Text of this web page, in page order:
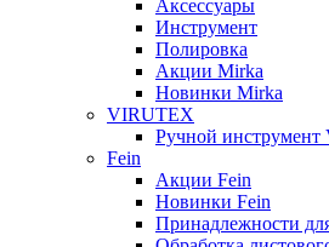
Аксессуары
Инструмент
Полировка
Акции Mirka
Новинки Mirka
VIRUTEX
Ручной
Fein
Акции Fein
Новинки Fein
Принадлежности